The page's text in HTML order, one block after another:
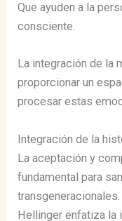
Que ayuden a la
consciente.
La integración de la
proporcionar un
procesar estas
Integración de la
La aceptación y
fundamental para
Hellinger enfatiza la